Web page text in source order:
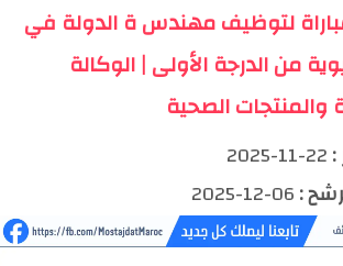
لتوظيف مهندس ة الدولة في
من الدرجة الأولى | الوكالة
والمنتجات الصحية
22-11-2025
:
06-12-2025